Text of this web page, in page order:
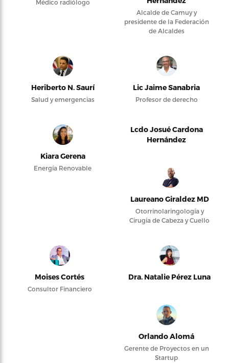
Médico radiólogo
Alcalde de Camuy y
presidente de la Federación
de Alcaldes
Heriberto N. Saurí
Salud y emergencias
Lic Jaime Sanabria
Profesor de derecho
Kiara Gerena
Energía Renovable
Lcdo Josué Cardona
Hernández
Laureano Giraldez MD
Otorrinolaringología y
Cirugía de Cabeza y Cuello
Moises Cortés
Consultor Financiero
Dra. Natalie Pérez Luna
Orlando Alomá
Gerente de Proyectos en un
Startup